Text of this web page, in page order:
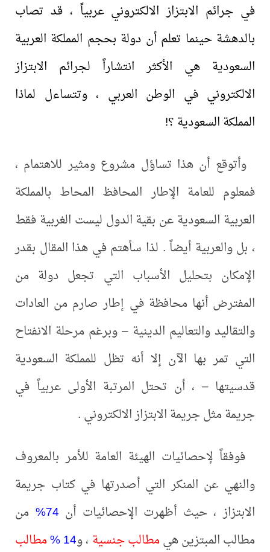
في جرائم الابتزاز الالكتروني عربياً ، قد تصاب
بالدهشة حينما تعلم أن دولة بحجم المملكة العربية
السعودية هي الأكثر انتشاراً لجرائم الابتزاز
الالكتروني في الوطن العربي ، وتتساءل لماذا
المملكة السعودية ؟!
وأتوقع أن هذا تساؤل مشروع ومثير للاهتمام ،
فمعلوم للعامة الإطار المحافظ المحاط بالمملكة
العربية السعودية عن بقية الدول ليست الغربية فقط
، بل والعربية أيضاً . لذا سأهتم في هذا المقال بقدر
الإمكان بتحليل الأسباب التي تجعل دولة من
المفترض أنها محافظة في إطار صارم من العادات
والتقاليد والتعاليم الدينية – وبرغم مرحلة الانفتاح
التي تمر بها الآن إلا أنه تظل للمملكة السعودية
قدسيتها – ، أن تحتل المرتبة الأولى عربياً في
جريمة مثل جريمة الابتزاز الالكتروني .
فوفقاً لإحصائيات الهيئة العامة للأمر بالمعروف
والنهي عن المنكر التي أصدرتها في كتاب جريمة
الابتزاز ، حيث أظهرت الإحصائيات أن
من
مطالب المبتزين هيمطالب جنسية ، و14 %
مطالب